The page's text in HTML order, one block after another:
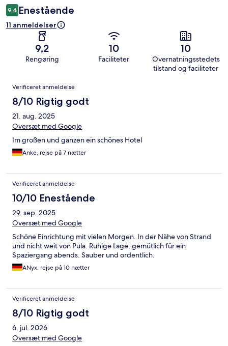
9,4 Enestående
11 anmeldelser
9,2
Rengøring
10
Faciliteter
10
Overnatningsstedets
tilstand og faciliteter
Anmeldelser
Verificeret anmeldelse
8/10 Rigtig godt
21. aug. 2025
Oversæt med Google
Im großen und ganzen ein schönes Hotel
Anke, rejse på 7 nætter
Verificeret anmeldelse
10/10 Enestående
29. sep. 2025
Oversæt med Google
Schöne Einrichtung mit vielen Morgen. In der Nähe von Strand
und nicht weit von Pula. Ruhige Lage, gemütlich für ein
Spaziergang abends. Sauber und ordentlich.
ANyx, rejse på 10 nætter
Verificeret anmeldelse
8/10 Rigtig godt
6. jul. 2026
Oversæt med Google